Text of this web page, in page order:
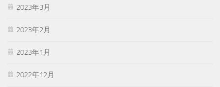
2023年3月
2023年2月
2023年1月
2022年12月